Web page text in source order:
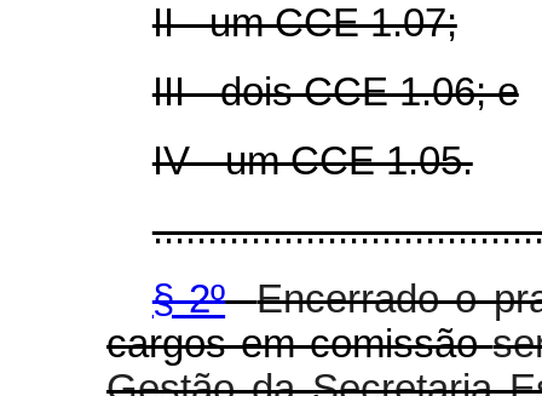
II - um CCE 1.07;
III - dois CCE 1.06; e
IV - um CCE 1.05.
§ 2º
Encerrado o
cargos em comissão